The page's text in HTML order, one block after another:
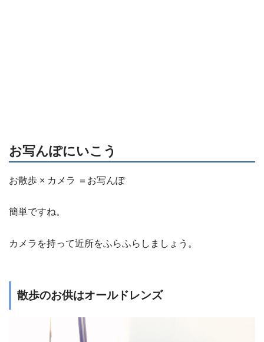
お写んぽにいこう
お散歩 × カメラ ＝お写んぽ
簡単ですね。
カメラを持って近所をふらふらしましょう。
散歩のお供はオールドレンズ